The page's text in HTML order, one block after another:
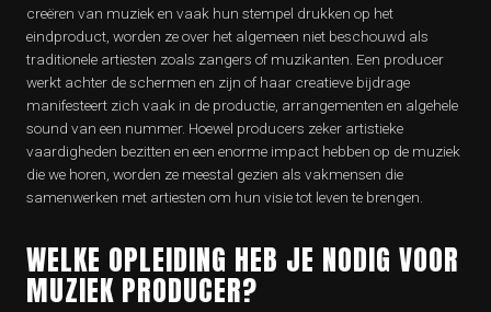
creëren van muziek en vaak hun stempel drukken op het
eindproduct, worden ze over het algemeen niet beschouwd als
traditionele artiesten zoals zangers of muzikanten. Een producer
werkt achter de schermen en zijn of haar creatieve bijdrage
manifesteert zich vaak in de productie, arrangementen en algehele
sound van een nummer. Hoewel producers zeker artistieke
vaardigheden bezitten en een enorme impact hebben op de muziek
die we horen, worden ze meestal gezien als vakmensen die
samenwerken met artiesten om hun visie tot leven te brengen.
WELKE OPLEIDING HEB JE NODIG VOOR
MUZIEK PRODUCER?